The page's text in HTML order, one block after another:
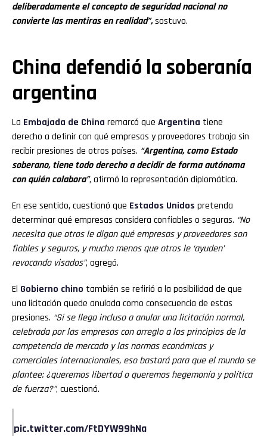
deliberadamente el concepto de seguridad nacional no
convierte las mentiras en realidad”,sostuvo.
China defendió la soberanía
argentina
La Embajada de China remarcó que Argentina tiene
derecho a definir con qué empresas y proveedores trabaja sin
recibir presiones de otros países. “Argentina, como Estado
soberano, tiene todo derecho a decidir de forma autónoma
con quién colabora”, afirmó la representación diplomática.
En ese sentido, cuestionó que Estados Unidos pretenda
determinar qué empresas considera confiables o seguras. “No
necesita que otros le digan qué empresas y proveedores son
fiables y seguros, y mucho menos que otros le ‘ayuden’
revocando visados”, agregó.
El Gobierno chino también se refirió a la posibilidad de que
una licitación quede anulada como consecuencia de estas
presiones. “Si se llega incluso a anular una licitación normal,
celebrada por las empresas con arreglo a los principios de la
competencia de mercado y las normas económicas y
comerciales internacionales, eso bastará para que el mundo se
plantee: ¿queremos libertad o queremos hegemonía y política
de fuerza?”, cuestionó.
pic.twitter.com/FtDYW99hNa